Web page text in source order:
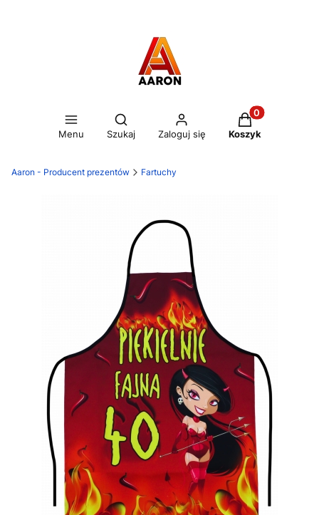
Menu
Otwórz wyszukiwarkę
Szukaj Zaloguj się
Produkty w
Koszyk
Aaron - Producent prezentów Fartuchy